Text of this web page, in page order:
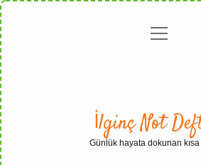
Gizlilikmenüyü
İlginç Not
Günlük hayata dokunan